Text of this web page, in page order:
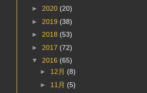
► 2020 (20)
► 2019 (38)
► 2018 (53)
► 2017 (72)
▼ 2016 (65)
► 12月 (8)
► 11月 (5)